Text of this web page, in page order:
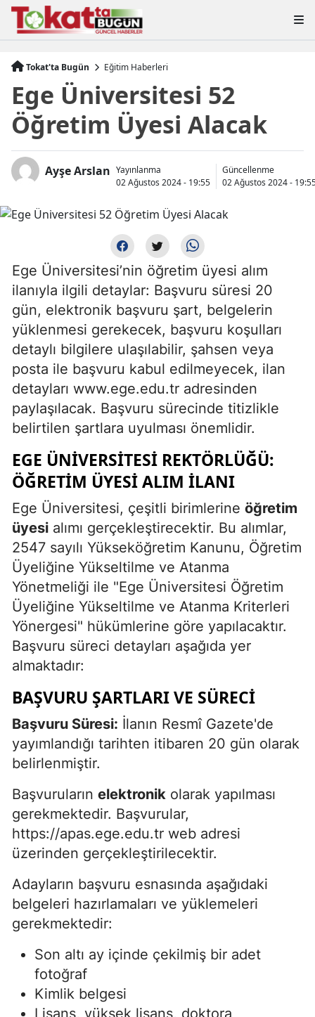
Tokat'ta Bugün Eğitim Haberleri
Ege Üniversitesi 52
Öğretim Üyesi Alacak
Ayşe Arslan Yayınlanma
02 Ağustos 2024 - 19:55
Güncellenme
02 Ağustos 2024 -
Ege Üniversitesi’nin öğretim üyesi alım
ilanıyla ilgili detaylar: Başvuru süresi 20
gün, elektronik başvuru şart, belgelerin
yüklenmesi gerekecek, başvuru koşulları
detaylı bilgilere ulaşılabilir, şahsen veya
posta ile başvuru kabul edilmeyecek, ilan
detayları www.ege.edu.tr adresinden
paylaşılacak. Başvuru sürecinde titizlikle
belirtilen şartlara uyulması önemlidir.
EGE ÜNIVERSITESI REKTÖRLÜĞÜ:
ÖĞRETIM ÜYESI ALIM İLANI
Ege Üniversitesi, çeşitli birimlerine öğretim
üyesi alımı gerçekleştirecektir. Bu alımlar,
2547 sayılı Yükseköğretim Kanunu, Öğretim
Üyeliğine Yükseltilme ve Atanma
Yönetmeliği ile "Ege Üniversitesi Öğretim
Üyeliğine Yükseltilme ve Atanma Kriterleri
Yönergesi" hükümlerine göre yapılacaktır.
Başvuru süreci detayları aşağıda yer
almaktadır:
BAŞVURU ŞARTLARI VE SÜRECI
Başvuru Süresi: İlanın Resmî Gazete'de
yayımlandığı tarihten itibaren 20 gün olarak
belirlenmiştir.
Başvuruların elektronik olarak yapılması
gerekmektedir. Başvurular,
https://apas.ege.edu.tr web adresi
üzerinden gerçekleştirilecektir.
Adayların başvuru esnasında aşağıdaki
belgeleri hazırlamaları ve yüklemeleri
gerekmektedir:
Son altı ay içinde çekilmiş bir adet
fotoğraf
Kimlik belgesi
Lisans, yüksek lisans, doktora